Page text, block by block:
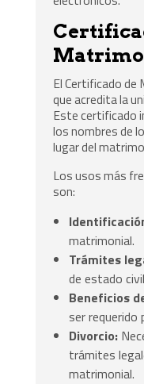
El Certificado
que acredita la
Este certificado
los nombres de
lugar del
Los usos más
son:
matrimonial.
Trámites
de estado
Beneficios
ser requerido
Divorcio:
trámites
matrimonial.